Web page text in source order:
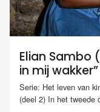
Elian Sambo
in mij wakker”
Serie: Het leven van
(deel 2) In het tweede